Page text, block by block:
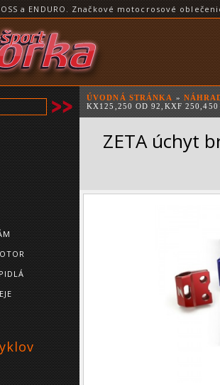
a ENDURO. Značkové motocrosové
ÚVODNÁ STRÁNKA »
KX125,250 OD 92,KXF 250,450
ZETA úchyt